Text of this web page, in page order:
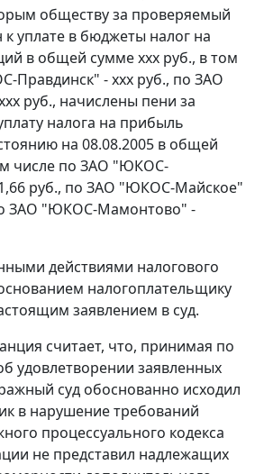
обществу за проверяемый
уплате в бюджеты налог на
в общей сумме xxx руб., в том
Правдинск" - xxx руб., по ЗАО
руб., начислены пени за
налога на прибыль
на 08.08.2005 в общей
числе по ЗАО "ЮКОС-
руб., по ЗАО "ЮКОС-Майское"
ЗАО "ЮКОС-Мамонтово" -
действиями налогового
налогоплательщику
заявлением в суд.
считает, что, принимая по
удовлетворении заявленных
суд обоснованно исходил
в нарушение требований
процессуального кодекса
не представил надлежащих